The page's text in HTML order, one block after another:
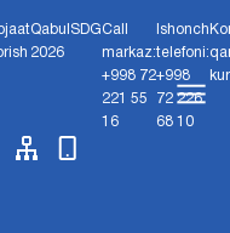
Qabul
2026
SDGCall
markaz:
+998 72
221 55
16
Ishonch
telefoni:
+998
72 226
68 10